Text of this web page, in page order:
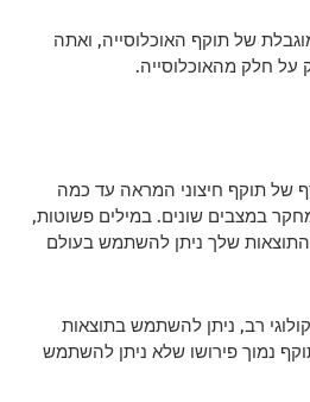
של תוקף האוכלוסייה, ואתה
על חלק מהאוכלוסייה.
של תוקף חיצוני המראה עד כמה
במצבים שונים. במילים פשוטות,
שלך ניתן להשתמש בעולם
רב, ניתן להשתמש בתוצאות
נמוך פירושו שלא ניתן להשתמש